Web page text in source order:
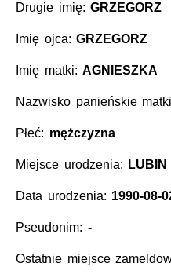
Drugie imię:GRZEGORZ
Imię ojca:GRZEGORZ
Imię matki:AGNIESZKA
Nazwisko panieńskie
Płeć: mężczyzna
Miejsce urodzenia: LUBIN
Data urodzenia: 1990-08-
Pseudonim: -
Ostatnie miejsce